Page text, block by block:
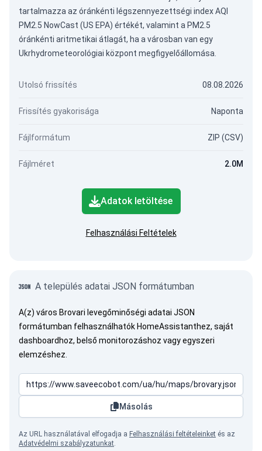
tartalmazza az óránkénti légszennyezettségi index AQI
PM2.5 NowCast (US EPA) értékét, valamint a PM2.5
óránkénti aritmetikai átlagát, ha a városban van egy
Ukrhydrometeorológiai központ megfigyelőállomása.
Utolsó frissítés 08.08.2026
Frissítés gyakorisága Naponta
Fájlformátum ZIP (CSV)
Fájlméret 2.0M
Adatok letöltése
Felhasználási Feltételek
A település adatai JSON formátumban
A(z) város Brovari levegőminőségi adatai JSON
formátumban felhasználhatók HomeAssistanthez, saját
dashboardhoz, belső monitorozáshoz vagy egyszeri
elemzéshez.
Másolás
Az URL használatával elfogadja a Felhasználási feltételeinket és az
Adatvédelmi szabályzatunkat.